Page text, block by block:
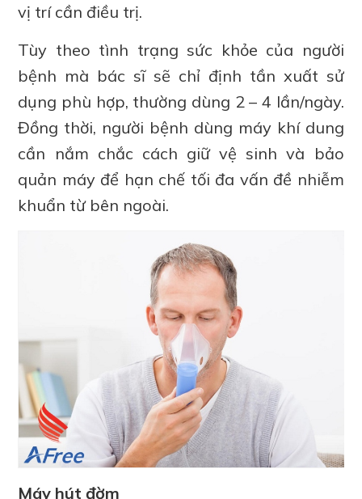
vị trí cần điều trị.
Tùy theo tình trạng sức khỏe của người
bệnh mà bác sĩ sẽ chỉ định tần xuất sử
dụng phù hợp, thường dùng 2 – 4 lần/ngày.
Đồng thời, người bệnh dùng máy khí dung
cần nắm chắc cách giữ vệ sinh và bảo
quản máy để hạn chế tối đa vấn đề nhiễm
khuẩn từ bên ngoài.
Máy hút đờm